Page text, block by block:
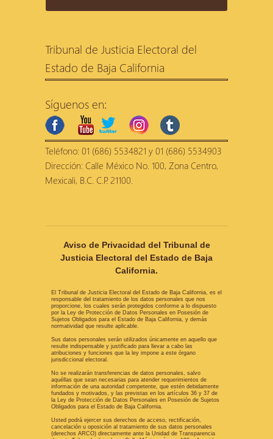
Tribunal de Justicia Electoral del
Estado de Baja California
Síguenos en:
facebookyoutubetwitter
Teléfono: 01 (686) 5534821 y 01 (686) 5534903
Dirección: Calle México No. 100, Zona Centro,
Mexicali, B.C. C.P. 21100.
Aviso de Privacidad del Tribunal de
Justicia Electoral del Estado de Baja
California.
El Tribunal de Justicia Electoral del Estado de Baja California, es el
responsable del tratamiento de los datos personales que nos
proporcione, los cuales serán protegidos conforme a lo dispuesto
por la Ley de Protección de Datos Personales en Posesión de
Sujetos Obligados para el Estado de Baja California, y demás
normatividad que resulte aplicable.
Sus datos personales serán utilizados únicamente en aquello que
resulte indispensable y justificado para llevar a cabo las
atribuciones y funciones que la ley impone a este órgano
jurisdiccional electoral.
No se realizarán transferencias de datos personales, salvo
aquéllas que sean necesarias para atender requerimientos de
información de una autoridad competente, que estén debidamente
fundados y motivados, y las previstas en los artículos 36 y 37 de
la Ley de Protección de Datos Personales en Posesión de Sujetos
Obligados para el Estado de Baja California.
Usted podrá ejercer sus derechos de acceso, rectificación,
cancelación u oposición al tratamiento de sus datos personales
(derechos ARCO) directamente ante la Unidad de Transparencia